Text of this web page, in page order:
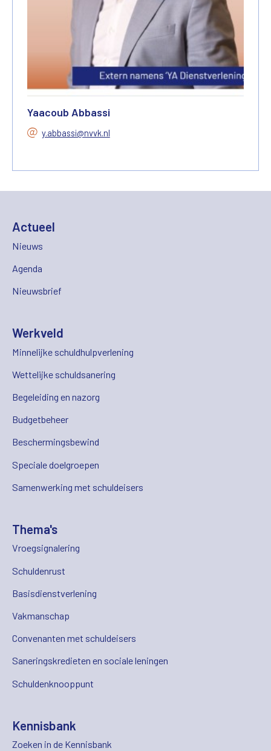
Yaacoub Abbassi
y.abbassi@nvvk.nl
Actueel
Nieuws
Agenda
Nieuwsbrief
Werkveld
Minnelijke schuldhulpverlening
Wettelijke schuldsanering
Begeleiding en nazorg
Budgetbeheer
Beschermingsbewind
Speciale doelgroepen
Samenwerking met schuldeisers
Thema's
Vroegsignalering
Schuldenrust
Basisdienstverlening
Vakmanschap
Convenanten met schuldeisers
Saneringskredieten en sociale leningen
Schuldenknooppunt
Kennisbank
Zoeken in de Kennisbank